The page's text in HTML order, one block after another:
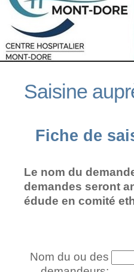
Saisine
Fiche de
Le nom du
demandes seront
édude en comité
Nom du ou des